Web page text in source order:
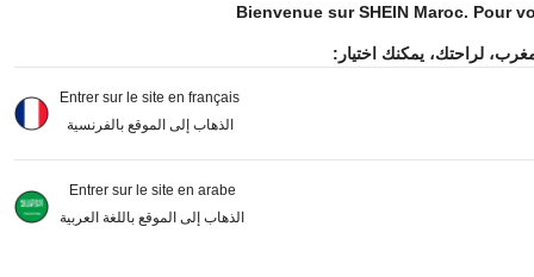
Bienvenue sur SHEIN Maroc. Pour
لراحتك، يمكنك اختيار:
Entrer sur le site en français
الذهاب إلى الموقع بالفرنسية
Entrer sur le site en arabe
الذهاب إلى الموقع باللغة العربية